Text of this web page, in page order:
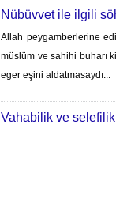
Nübüvvet ile ilgili
Allah peygamberlerine
müslüm ve sahihi buharı
eger eşini aldatmasaydı...
Vahabilik ve